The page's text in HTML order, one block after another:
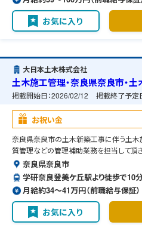
お気に入り
大日本土木株式会社
土木施工管理・奈良県奈良市・
掲載開始日：2026/02/12 掲載終了予定
お祝い金
奈良県奈良市の土木新築工事に伴う土木
質管理などの管理補助業務を担当して頂き
奈良県奈良市
学研奈良登美ケ丘駅より徒歩で10
月給約34〜41万円（前職給与保証）
お気に入り